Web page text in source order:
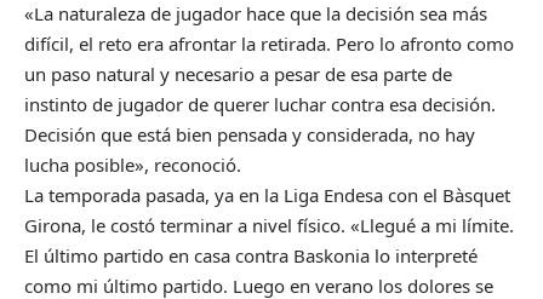
«La naturaleza de jugador hace que la decisión sea más
difícil, el reto era afrontar la retirada. Pero lo afronto como
un paso natural y necesario a pesar de esa parte de
instinto de jugador de querer luchar contra esa decisión.
Decisión que está bien pensada y considerada, no hay
lucha posible», reconoció.
La temporada pasada, ya en la Liga Endesa con el Bàsquet
Girona, le costó terminar a nivel físico. «Llegué a mi límite.
El último partido en casa contra Baskonia lo interpreté
como mi último partido. Luego en verano los dolores se